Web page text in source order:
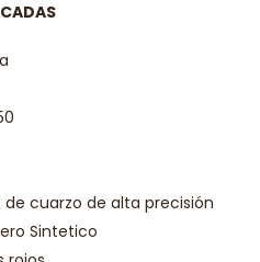
cuarzo de alta precisión
Sintetico